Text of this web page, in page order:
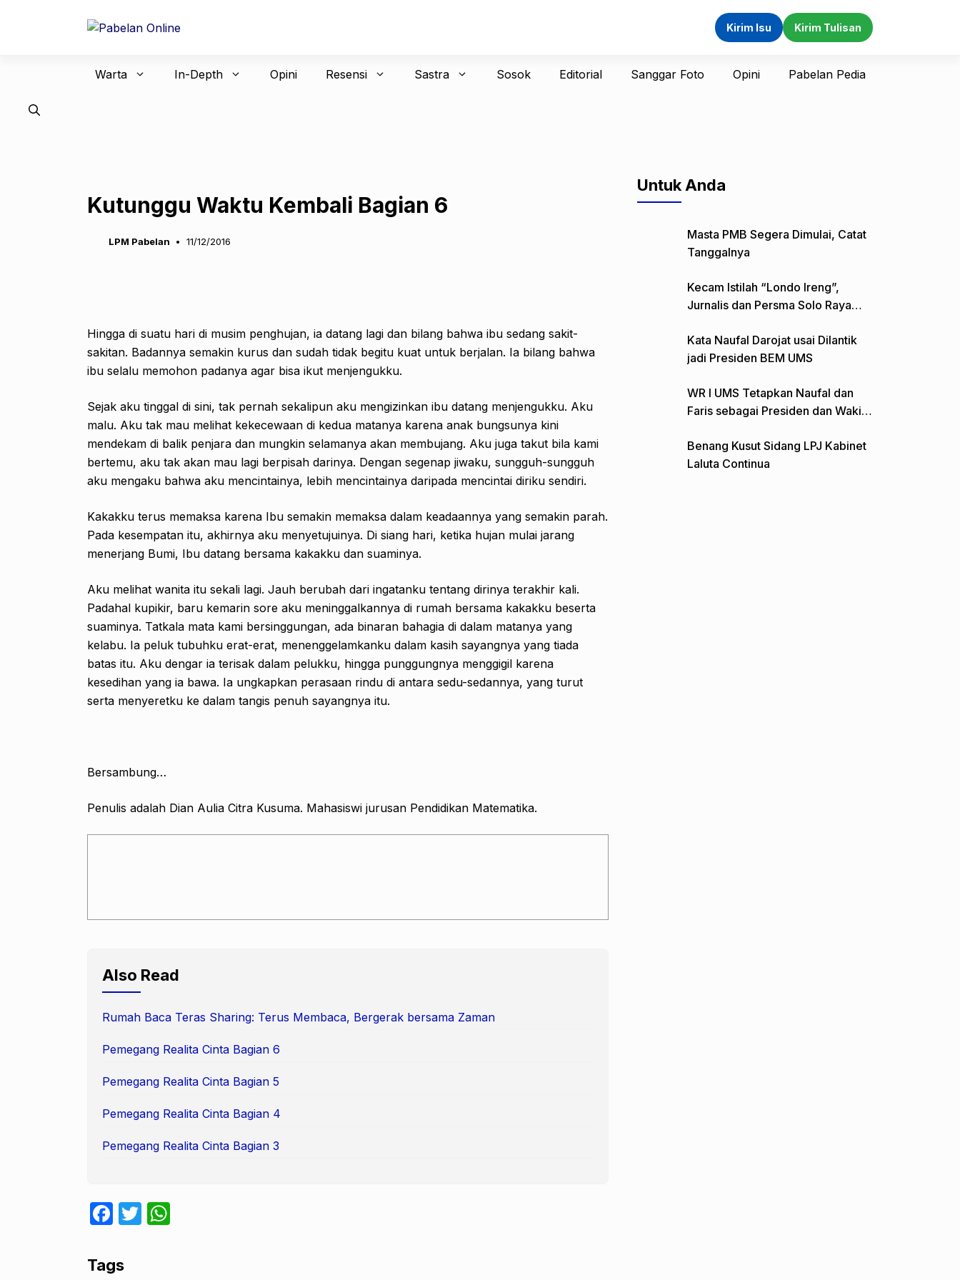
Kirim Isu Kirim Tulisan
Warta In-Depth Opini Resensi Sastra Sosok Editorial Sanggar Foto Opini Pabelan Pedia
Kutunggu Waktu Kembali Bagian 6
LPM Pabelan 11/12/2016
Hingga di suatu hari di musim penghujan, ia datang lagi dan bilang bahwa ibu sedang sakit-
sakitan. Badannya semakin kurus dan sudah tidak begitu kuat untuk berjalan. Ia bilang bahwa
ibu selalu memohon padanya agar bisa ikut menjengukku.
Sejak aku tinggal di sini, tak pernah sekalipun aku mengizinkan ibu datang menjengukku. Aku
malu. Aku tak mau melihat kekecewaan di kedua matanya karena anak bungsunya kini
mendekam di balik penjara dan mungkin selamanya akan membujang. Aku juga takut bila kami
bertemu, aku tak akan mau lagi berpisah darinya. Dengan segenap jiwaku, sungguh-sungguh
aku mengaku bahwa aku mencintainya, lebih mencintainya daripada mencintai diriku sendiri.
Kakakku terus memaksa karena Ibu semakin memaksa dalam keadaannya yang semakin parah.
Pada kesempatan itu, akhirnya aku menyetujuinya. Di siang hari, ketika hujan mulai jarang
menerjang Bumi, Ibu datang bersama kakakku dan suaminya.
Aku melihat wanita itu sekali lagi. Jauh berubah dari ingatanku tentang dirinya terakhir kali.
Padahal kupikir, baru kemarin sore aku meninggalkannya di rumah bersama kakakku beserta
suaminya. Tatkala mata kami bersinggungan, ada binaran bahagia di dalam matanya yang
kelabu. Ia peluk tubuhku erat-erat, menenggelamkanku dalam kasih sayangnya yang tiada
batas itu. Aku dengar ia terisak dalam pelukku, hingga punggungnya menggigil karena
kesedihan yang ia bawa. Ia ungkapkan perasaan rindu di antara sedu-sedannya, yang turut
serta menyeretku ke dalam tangis penuh sayangnya itu.
Bersambung…
Penulis adalah Dian Aulia Citra Kusuma. Mahasiswi jurusan Pendidikan Matematika.
Also Read
Rumah Baca Teras Sharing: Terus Membaca, Bergerak bersama Zaman
Pemegang Realita Cinta Bagian 6
Pemegang Realita Cinta Bagian 5
Pemegang Realita Cinta Bagian 4
Pemegang Realita Cinta Bagian 3
F
c
T
Tags
Untuk Anda
Masta PMB Segera Dimulai, Catat
Tanggalnya
Kecam Istilah “Londo Ireng”,
Jurnalis dan Persma Solo Raya
Kata Naufal Darojat usai Dilantik
jadi Presiden BEM UMS
WR I UMS Tetapkan Naufal dan
Faris sebagai Presiden dan Wakil
Benang Kusut Sidang LPJ Kabinet
Laluta Continua